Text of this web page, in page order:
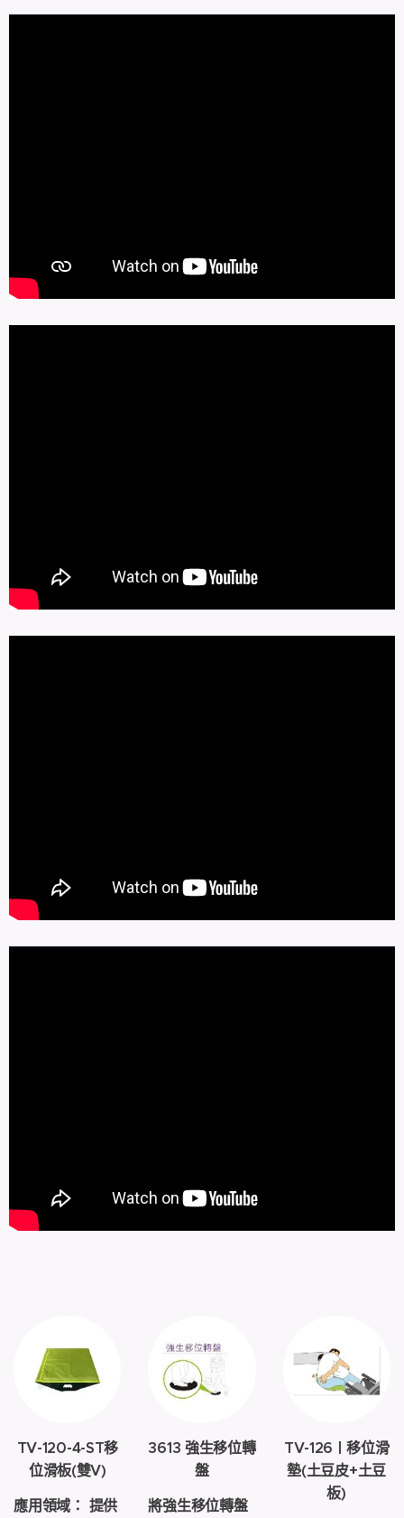
TV-120-4-ST移
位滑板(雙V)
應用領域： 提供
3613 強生移位轉
盤
將強生移位轉盤
TV-126 | 移位滑
墊(土豆皮+土豆
板)